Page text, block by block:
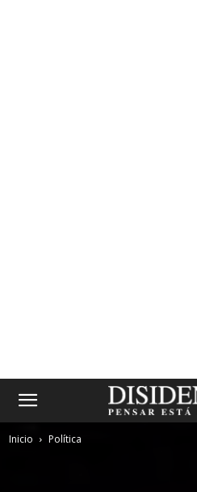
Inicio Política